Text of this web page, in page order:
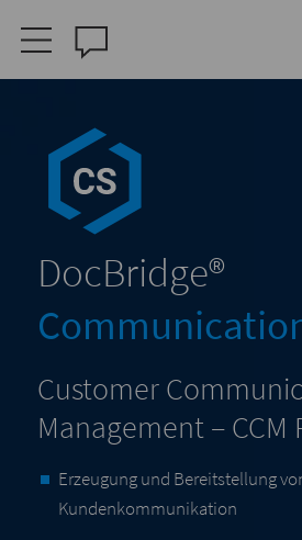
DocBridge®
Customer
Management – CCM
Erzeugung und Bereitstellung
Kundenkommunikation